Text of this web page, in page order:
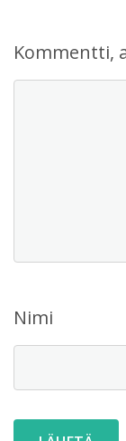
Kommentti,
Nimi